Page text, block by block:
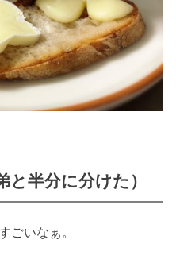
半分に分けた）
ごいなぁ。